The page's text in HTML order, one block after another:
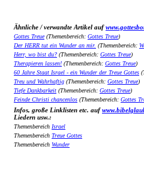
Ähnliche / verwandte Artikel auf
Gottes Treue(Themenbereich: Gottes Treue)
Der HERR tut ein Wunder an mir. (Themenbereich:
Herr, wo bist du? (Themenbereich: Gottes Treue)
Therapieren lassen! (Themenbereich: Gottes Treue)
60 Jahre Staat Israel - ein Wunder der Treue Gottes
Treu und Wahrhaftig (Themenbereich: Gottes Treue)
Tiefe Dankbarkeit (Themenbereich: Gottes Treue)
Feinde Christi chancenlos (Themenbereich: Gottes
Infos, große Linklisten etc. auf
Liedern usw.:
Themenbereich Israel
Themenbereich Treue Gottes
Themenbereich Wunder